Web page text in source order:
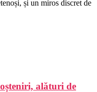
și un miros discret de
alături de